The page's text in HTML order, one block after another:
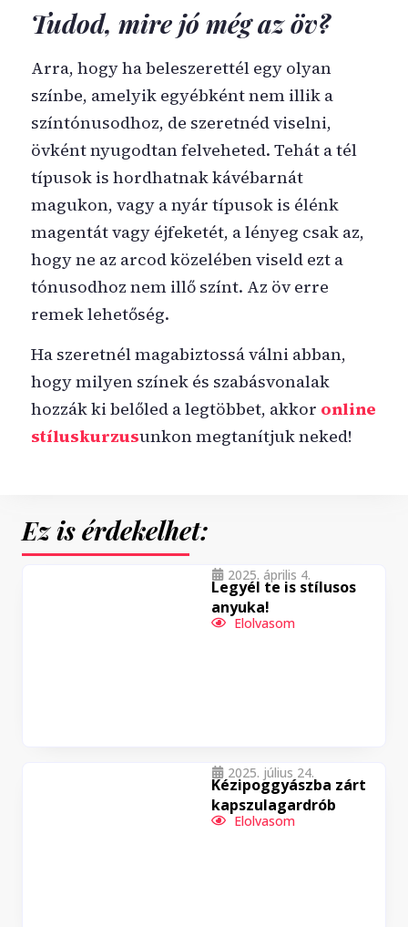
Tudod, mire jó még az öv?
Arra, hogy ha beleszerettél egy olyan
színbe, amelyik egyébként nem illik a
színtónusodhoz, de szeretnéd viselni,
övként nyugodtan felveheted. Tehát a tél
típusok is hordhatnak kávébarnát
magukon, vagy a nyár típusok is élénk
magentát vagy éjfeketét, a lényeg csak az,
hogy ne az arcod közelében viseld ezt a
tónusodhoz nem illő színt. Az öv erre
remek lehetőség.
Ha szeretnél magabiztossá válni abban,
hogy milyen színek és szabásvonalak
hozzák ki belőled a legtöbbet, akkor online
stíluskurzusunkon megtanítjuk neked!
Ez is érdekelhet:
2025. április 4.
Legyél te is stílusos
anyuka!
Elolvasom
2025. július 24.
Kézipoggyászba zárt
kapszulagardrób
Elolvasom